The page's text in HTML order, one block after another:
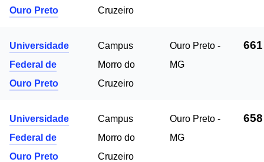
Ouro Preto
Cruzeiro
Universidade
Federal de
Ouro Preto
Campus
Morro do
Cruzeiro
Ouro Preto -
MG
661
Universidade
Federal de
Ouro Preto
Campus
Morro do
Cruzeiro
Ouro Preto -
MG
658